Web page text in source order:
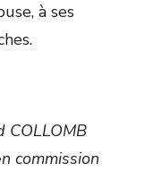
à ses
COLLOMB
commission